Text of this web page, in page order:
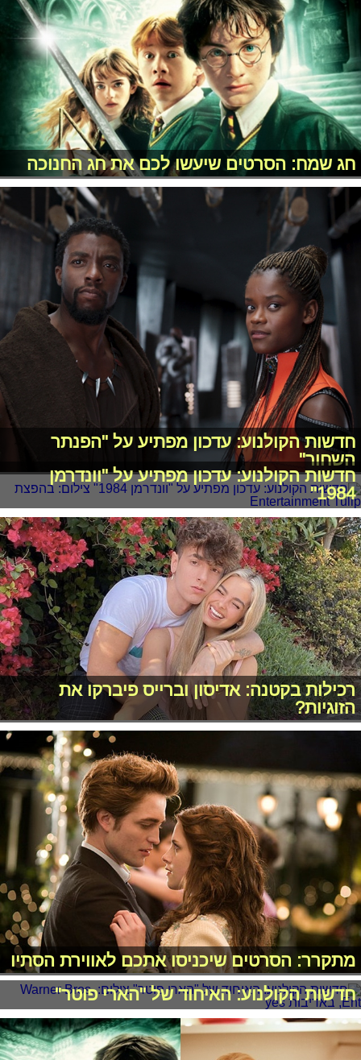
חג שמח: הסרטים שיעשו לכם את חג החנוכה
חדשות הקולנוע: עדכון מפתיע על "הפנתר
השחור"
חדשות הקולנוע: עדכון מפתיע על "וונדרמן
1984"
רכילות בקטנה: אדיסון וברייס פיברקו את
הזוגיות?
מתקרר: הסרטים שיכניסו אתכם לאווירת הסתיו
חדשות הקולנוע: האיחוד של "הארי פוטר"